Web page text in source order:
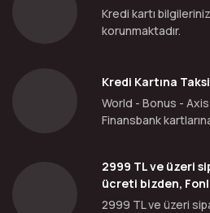
Kredi kartı
korunmaktadır.
Kredi Kartına
World - Bonus -
Finansbank
2999 TL ve üzeri
ücreti bizden,
2999 TL ve üzeri